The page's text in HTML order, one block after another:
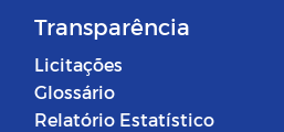
Transparência
Licitações
Glossário
Relatório Estatístico